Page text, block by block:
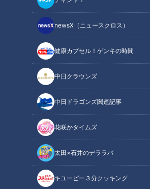
newsX（ニュースクロス）
健康カプセル！ゲンキの時間
中日クラウンズ
中日ドラゴンズ関連記事
花咲かタイムズ
太田×石井のデララバ
キユーピー３分クッキング
2020/10/09 16:00
花咲かタイムズ
週末ジャーニー 推しタビ